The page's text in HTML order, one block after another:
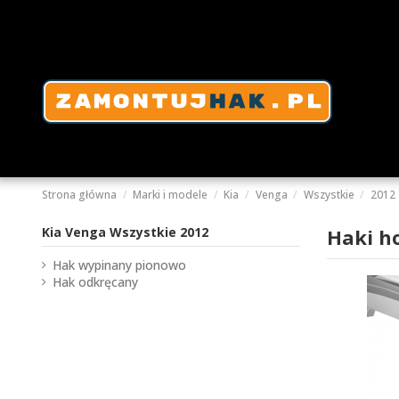
Strona główna Marki i modele Kia Venga Wszystkie 2012
Haki
Kia Venga Wszystkie 2012
Hak wypinany pionowo
Hak odkręcany